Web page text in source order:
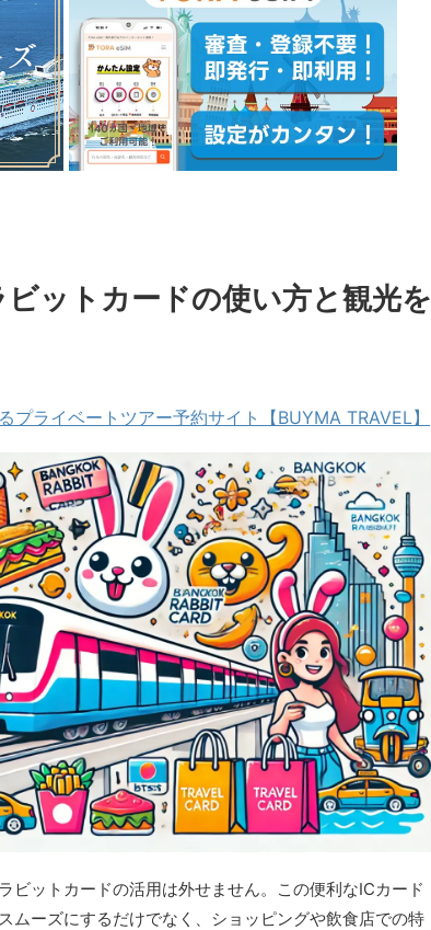
ットカードの使い方と観光を
プライベートツアー予約サイト【BUYMA TRAVEL】
ビットカードの活用は外せません。この便利なICカード
ムーズにするだけでなく、ショッピングや飲食店での特